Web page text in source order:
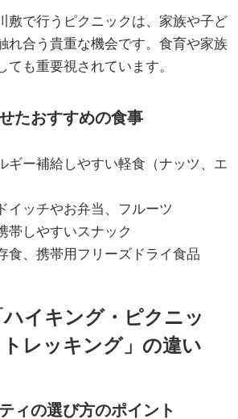
敷で行うピクニックは、家族や子ど
れ合う貴重な機会です。食育や家族
ても重要視されています。
たおすすめの食事
ギー補給しやすい軽食（ナッツ、エ
イッチやお弁当、フルーツ
帯しやすいスナック
食、携帯用フリーズドライ食品
ハイキング・ピクニッ
レッキング」の違い
ィの選び方のポイント